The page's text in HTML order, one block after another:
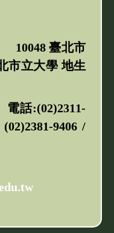
北市
市立大學 地生
9406 /